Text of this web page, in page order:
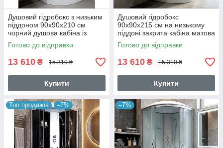
Душовий гідробокс з низьким
піддоном 90x90х210 см
чорний душова кабіна із
заднім склом
Готово до відправки
13 610 ₴ 15 310 ₴
Купити
Душовий гідробокс
90х90х215 см на низькому
піддоні закрита кабіна матова
з білими задніми стінками
Готово до відправки
13 610 ₴ 15 310 ₴
Купити
Топ продажів –7% –7%